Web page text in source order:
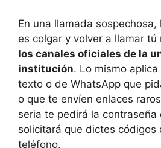
En una llamada
es colgar y volver a llamar
los canales oficiales de la
institución. Lo mismo
texto o de WhatsApp que
o que te envíen enlaces
seria te pedirá la
solicitará que dictes códigos
teléfono.